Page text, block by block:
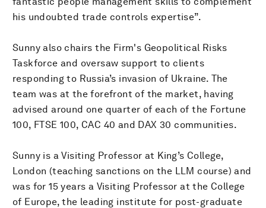
his undoubted trade controls expertise”.
Sunny also chairs the Firm's Geopolitical Risks
Taskforce and oversaw support to clients
responding to Russia’s invasion of Ukraine. The
team was at the forefront of the market, having
advised around one quarter of each of the Fortune
100, FTSE 100, CAC 40 and DAX 30 communities.
Sunny is a Visiting Professor at King’s College,
London (teaching sanctions on the LLM course) and
was for 15 years a Visiting Professor at the College
of Europe, the leading institute for post-graduate